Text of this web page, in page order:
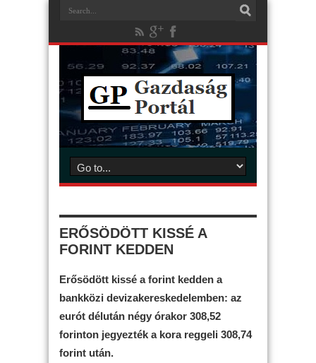
ERŐSÖDÖTT KISSÉ A
FORINT KEDDEN
Erősödött kissé a forint kedden a
bankközi devizakereskedelemben: az
eurót délután négy órakor 308,52
forinton jegyezték a kora reggeli 308,74
forint után.